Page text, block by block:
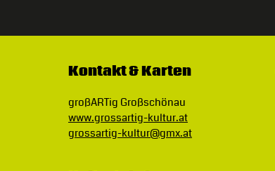
Kontakt & Karten
großARTig Großschönau
www.grossartig-kultur.at
grossartig-kultur@gmx.at